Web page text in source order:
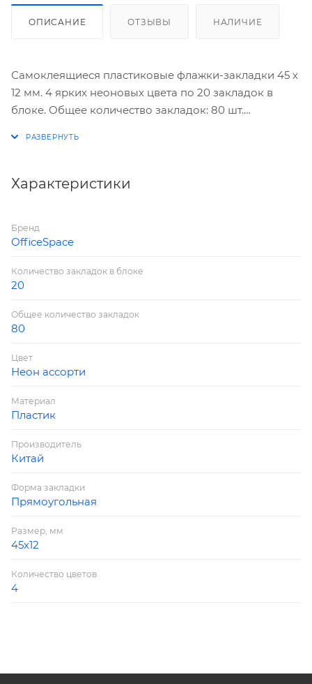
ОПИСАНИЕ ОТЗЫВЫ НАЛИЧИЕ
Самоклеящиеся пластиковые флажки-закладки 45 х
12 мм. 4 ярких неоновых цвета по 20 закладок в
блоке. Общее количество закладок: 80 шт.
Характеристики
Бренд
OfficeSpace
Количество закладок в блоке
20
Общее количество закладок
80
Цвет
Неон ассорти
Материал
Пластик
Производитель
Китай
Форма закладки
Прямоугольная
Размер, мм
45х12
Количество цветов
4